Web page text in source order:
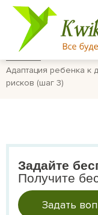
Адаптация ребенка к
рисков (шаг 3)
Задайте
Получите
Задать